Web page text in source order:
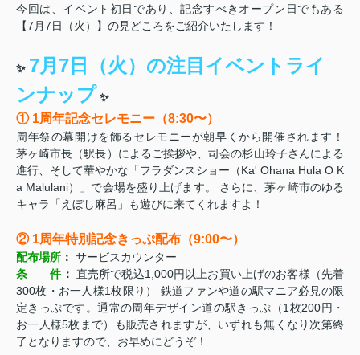
今回は、イベント初日であり、記念すべきオープン日でもある
【7月7日（火）】の見どころをご紹介いたします！
✨ 7月7日（火）の注目イベントライ
ンナップ ✨
① 1周年記念セレモニー（8:30〜）
周年祭の幕開けを飾るセレモニーが朝早くから開催されます！
茅ヶ崎市長（駅長）によるご挨拶や、司会の杉山玲子さんによる
進行、そして華やかな「フラダンスショー（Ka' Ohana Hula O K
a Malulani）」で会場を盛り上げます。 さらに、茅ヶ崎市のゆる
キャラ「えぼし麻呂」も遊びに来てくれますよ！
② 1周年特別記念きっぷ配布（9:00〜）
配布場所 ： サービスカウンター
条 件： 直売所で税込1,000円以上お買い上げのお客様（先着
300枚・お一人様1枚限り） 鉄道ファンや道の駅マニア必見の限
定きっぷです。通常の周年デザイン道の駅きっぷ（1枚200円・
お一人様5枚まで）も販売されますが、いずれも無くなり次第終
了となりますので、お早めにどうぞ！